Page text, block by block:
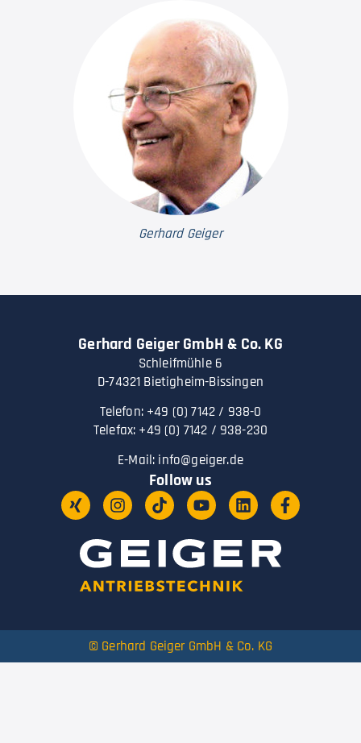
Gerhard Geiger
Gerhard Geiger GmbH & Co. KG
Schleifmühle 6
D-74321 Bietigheim-Bissingen
Telefon: +49 (0) 7142 / 938-0
Telefax: +49 (0) 7142 / 938-230
E-Mail: info@geiger.de
Follow us
© Gerhard Geiger GmbH & Co. KG